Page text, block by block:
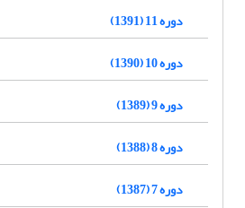
دوره 11 (1391)
دوره 10 (1390)
دوره 9 (1389)
دوره 8 (1388)
دوره 7 (1387)